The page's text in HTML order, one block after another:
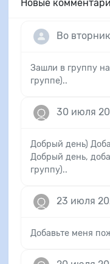
Новые
Во
Зашли в группу
группе)..
30 июля
Добрый день)
Добрый день,
группу)..
23 июля
Добавьте меня